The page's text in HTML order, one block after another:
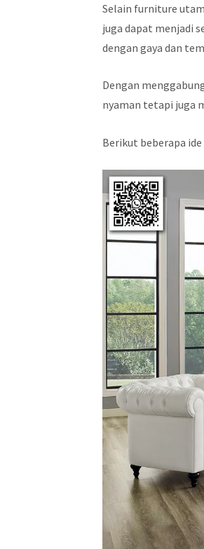
Selain furniture
juga dapat menjadi
dengan gaya dan
Dengan
nyaman tetapi juga
Berikut beberapa